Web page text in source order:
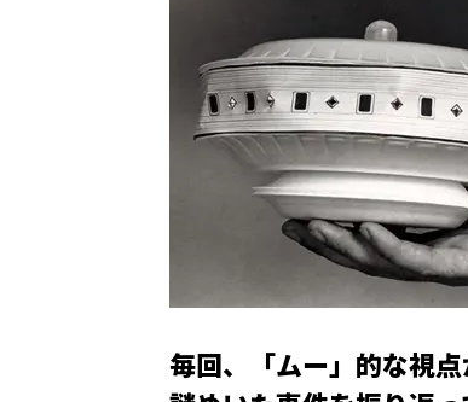
毎回、「ムー」的な視